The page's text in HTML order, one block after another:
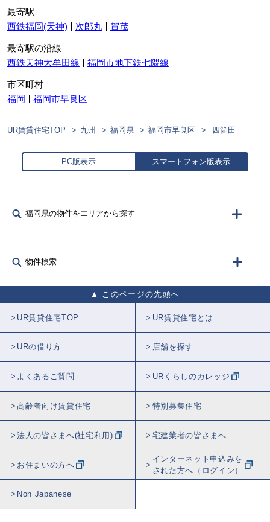
最寄駅
西鉄福岡(天神)
次郎丸 賀茂
最寄駅の沿線
西鉄天神大牟田線
福岡市地下鉄七隈線
市区町村
福岡
福岡市早良区
UR賃貸住宅TOP 九州 福岡県 福岡市早良区 四箇田
PC版表示 スマートフォン版表示
福岡県の物件をエリアから探す
物件検索
このページの先頭へ
UR賃貸住宅TOP UR賃貸住宅とは
URの借り方 店舗を探す
よくあるご質問 URくらしのカレッジ
高齢者向け賃貸住宅 特別募集住宅
法人の皆さまへ(社宅利用) 宅建業者の皆さまへ
お住まいの方へ
インターネット申込みを
された方へ（ログイン）
Non Japanese